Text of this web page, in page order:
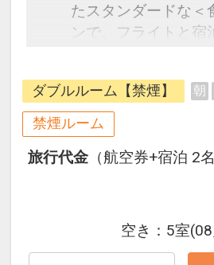
たスタンダードな＜
ンで、フライトと宿
ジだから、一都市滞
遊旅行にも最適！
旅行期間中の1泊だ
泊・飛び泊なども自
フライトは、安心の
JALグループ）確約
ダブルルーム【禁煙】 朝
禁煙ルーム
旅行代金 （航空券+宿泊 2
空き： 5室